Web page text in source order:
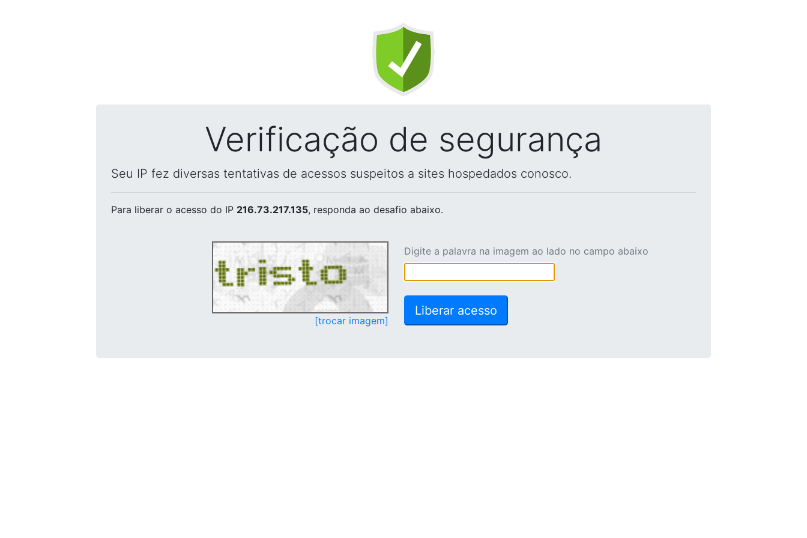
Verificação de segurança
Seu IP fez diversas tentativas de acessos suspeitos a sites hospedados conosco.
Para liberar o acesso do IP 216.73.217.135, responda ao desafio abaixo.
[trocar imagem]
Digite a palavra na imagem ao lado no campo abaixo